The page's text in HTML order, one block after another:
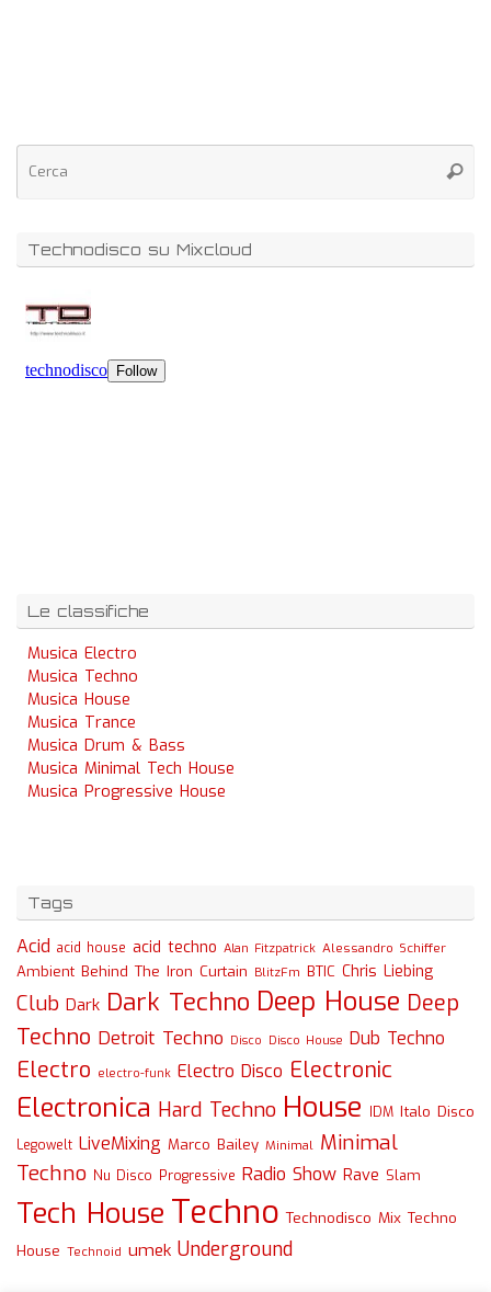
Technodisco su Mixcloud
Le classifiche
Musica Electro
Musica Techno
Musica House
Musica Trance
Musica Drum & Bass
Musica Minimal Tech House
Musica Progressive House
Tags
Acid acid house acid techno Alan Fitzpatrick Alessandro Schiffer
Ambient Behind The Iron Curtain BlitzFm BTIC Chris Liebing
Club Dark Dark Techno Deep House Deep
Techno Detroit Techno Disco Disco House Dub Techno
Electro electro-funk Electro Disco Electronic
Electronica Hard Techno House IDM Italo Disco
Legowelt LiveMixing Marco Bailey Minimal Minimal
Techno Nu Disco Progressive Radio Show Rave Slam
Tech House Techno Technodisco Mix Techno
House Technoid umek Underground